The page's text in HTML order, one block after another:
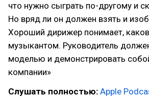
что нужно сыграть по-другому и
Но вряд ли он должен взять и
Хороший дирижер понимает,
музыкантом. Руководитель
моделью и демонстрировать
компании»
Слушать полностью: Apple